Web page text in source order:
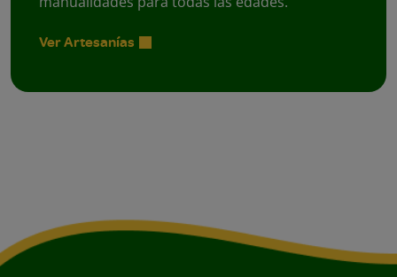
Ver Artesanías